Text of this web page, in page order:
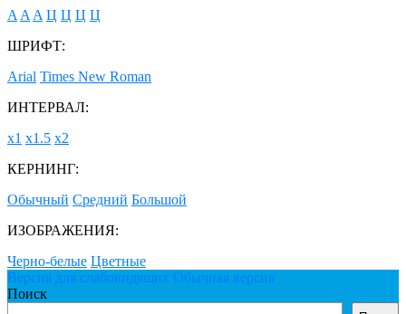
A A A Ц Ц Ц Ц
ШРИФТ:
Arial Times New Roman
ИНТЕРВАЛ:
х1 х1.5 х2
КЕРНИНГ:
Обычный Средний Большой
ИЗОБРАЖЕНИЯ:
Черно-белые Цветные
Версия для слабовидящих Обычная версия
Поиск